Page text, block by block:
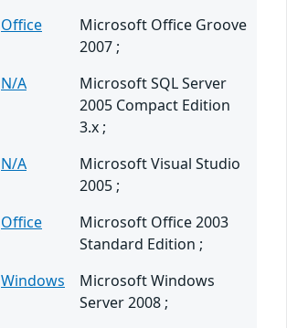
Office
Microsoft Office Groove
2007 ;
N/A
Microsoft SQL Server
2005 Compact Edition
3.x ;
N/A
Microsoft Visual Studio
2005 ;
Office
Microsoft Office 2003
Standard Edition ;
Windows
Microsoft Windows
Server 2008 ;